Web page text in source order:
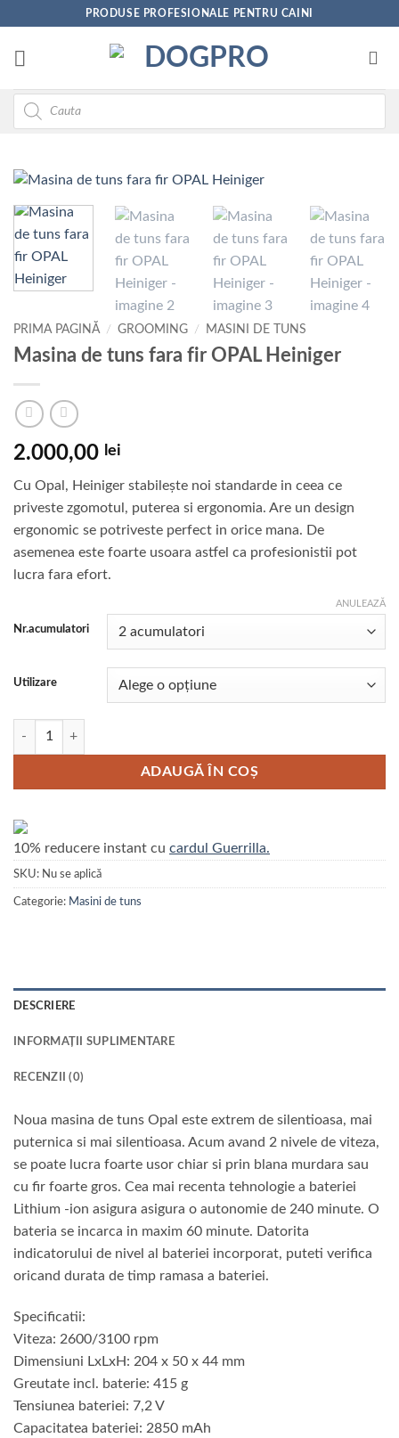
content
PRODUSE PROFESIONALE PENTRU CAINI
Products
search
PRIMA PAGINĂ / GROOMING / MASINI DE TUNS
Masina de tuns fara fir OPAL Heiniger
2.000,00 lei
Cu Opal, Heiniger stabilește noi standarde in ceea ce
priveste zgomotul, puterea si ergonomia. Are un design
ergonomic se potriveste perfect in orice mana. De
asemenea este foarte usoara astfel ca profesionistii pot
lucra fara efort.
Nr.acumulatori
Utilizare
ANULEAZĂ
Cantitate Masina de tuns fara fir OPAL Heiniger
ADAUGĂ ÎN COȘ
10% reducere instant cu cardul Guerrilla.
SKU: Nu se aplică
Categorie: Masini de tuns
DESCRIERE
INFORMAȚII SUPLIMENTARE
RECENZII (0)
Noua masina de tuns Opal este extrem de silentioasa, mai
puternica si mai silentioasa. Acum avand 2 nivele de viteza,
se poate lucra foarte usor chiar si prin blana murdara sau
cu fir foarte gros. Cea mai recenta tehnologie a bateriei
Lithium -ion asigura asigura o autonomie de 240 minute. O
bateria se incarca in maxim 60 minute. Datorita
indicatorului de nivel al bateriei incorporat, puteti verifica
oricand durata de timp ramasa a bateriei.
Specificatii:
Viteza: 2600/3100 rpm
Dimensiuni LxLxH: 204 x 50 x 44 mm
Greutate incl. baterie: 415 g
Tensiunea bateriei: 7,2 V
Capacitatea bateriei: 2850 mAh